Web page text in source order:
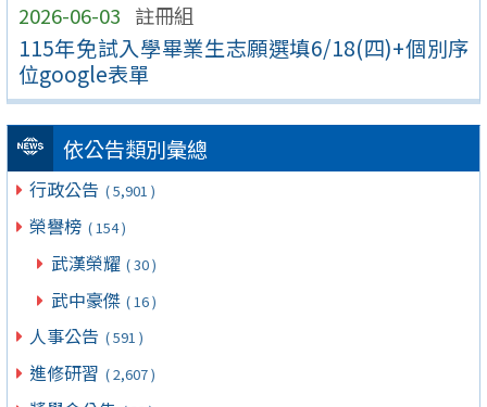
2026-06-03 註冊組
115年免試入學畢業生志願選填6/18(四)+個別序
位google表單
依公告類別彙總
行政公告 ( 5,901 )
榮譽榜 ( 154 )
武漢榮耀 ( 30 )
武中豪傑 ( 16 )
人事公告 ( 591 )
進修研習 ( 2,607 )